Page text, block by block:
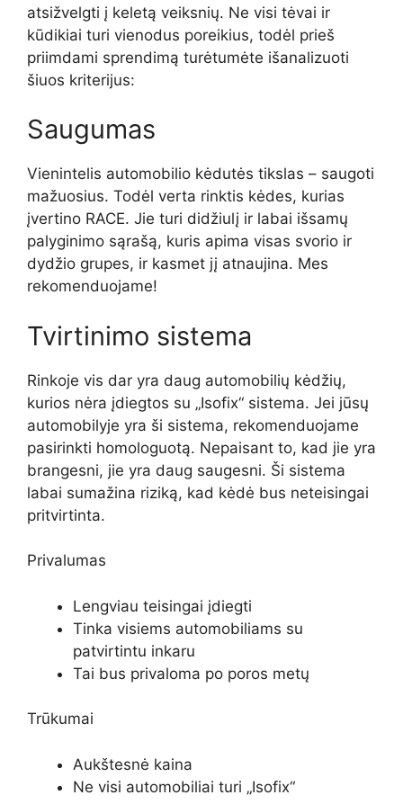
atsižvelgti į keletą veiksnių. Ne visi tėvai ir
kūdikiai turi vienodus poreikius, todėl prieš
priimdami sprendimą turėtumėte išanalizuoti
šiuos kriterijus:
Saugumas
Vienintelis automobilio kėdutės tikslas – saugoti
mažuosius. Todėl verta rinktis kėdes, kurias
įvertino RACE. Jie turi didžiulį ir labai išsamų
palyginimo sąrašą, kuris apima visas svorio ir
dydžio grupes, ir kasmet jį atnaujina. Mes
rekomenduojame!
Tvirtinimo sistema
Rinkoje vis dar yra daug automobilių kėdžių,
kurios nėra įdiegtos su „Isofix“ sistema. Jei jūsų
automobilyje yra ši sistema, rekomenduojame
pasirinkti homologuotą. Nepaisant to, kad jie yra
brangesni, jie yra daug saugesni. Ši sistema
labai sumažina riziką, kad kėdė bus neteisingai
pritvirtinta.
Privalumas
Lengviau teisingai įdiegti
Tinka visiems automobiliams su
patvirtintu inkaru
Tai bus privaloma po poros metų
Trūkumai
Aukštesnė kaina
Ne visi automobiliai turi „Isofix“